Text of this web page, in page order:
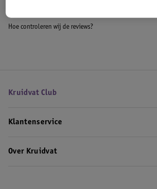
Hoe controleren wij de reviews?
Kruidvat Club
Klantenservice
Over Kruidvat